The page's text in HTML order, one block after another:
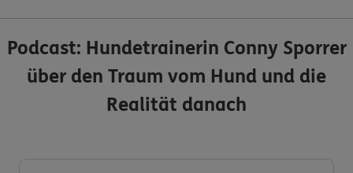
Podcast: Hundetrainerin Conny Sporrer
über den Traum vom Hund und die
Realität danach